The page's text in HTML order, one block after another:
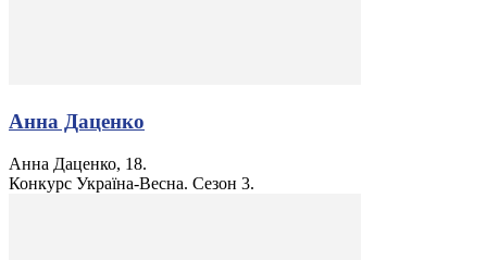
Анна Даценко
Анна Даценко, 18.
Конкурс Україна-Весна. Сезон 3.